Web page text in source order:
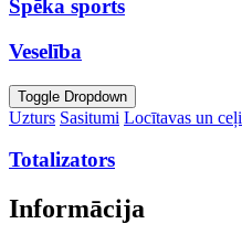
Spēka sports
Veselība
Toggle Dropdown
Uzturs Sasitumi Locītavas un ceļi
Totalizators
Informācija